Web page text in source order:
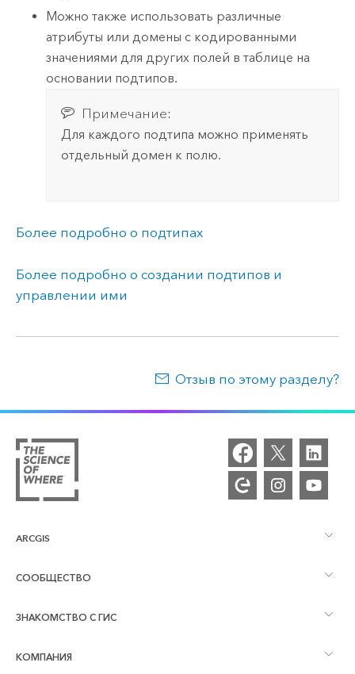
Можно также использовать различные
атрибуты или домены с кодированными
значениями для других полей в таблице на
основании подтипов.
Примечание:
Для каждого подтипа можно применять
отдельный домен к полю.
Более подробно о подтипах
Более подробно о создании подтипов и
управлении ими
Отзыв по этому разделу?
ARCGIS
Обзор ArcGIS
СООБЩЕСТВО
Сообщества и форумы
ЗНАКОМСТВО С ГИС
Что такое ГИС?
КОМПАНИЯ